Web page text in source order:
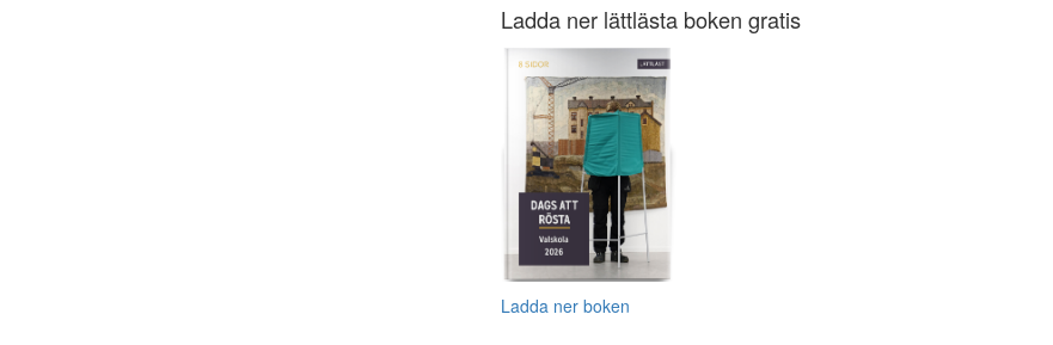
Ladda ner lättlästa boken gratis
Ladda ner boken